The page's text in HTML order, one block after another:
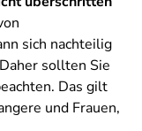
sich nachteilig
sollten Sie
Das gilt
und Frauen,